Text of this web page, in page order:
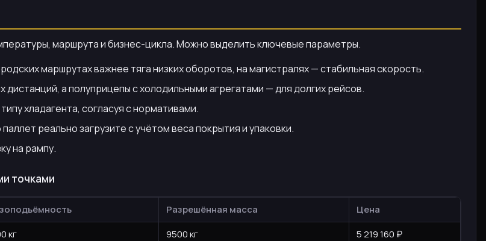
маршрута и бизнес-цикла. Можно выделить ключевые параметры.
маршрутах важнее тяга низких оборотов, на магистралях — стабильная скорость.
а полуприцепы с холодильными агрегатами — для долгих рейсов.
хладагента, согласуя с нормативами.
реально загрузите с учётом веса покрытия и упаковки.
на рампу.
точками
Разрешённая масса
Цена
кг 9500 кг
5 219 160 ₽